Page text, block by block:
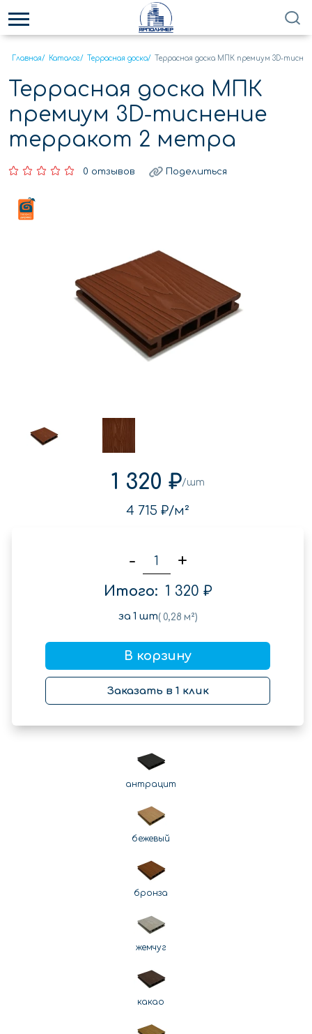
Главная/ Каталог/ Террасная доска/ Террасная доска МПК премиум 3D-
Террасная доска МПК
премиум 3D-тиснение
терракот 2 метра
0 отзывов Поделиться
1 320 ₽/шт
4 715 ₽/м²
- +
Итого: 1 320 ₽
за 1 шт( 0,28 м²)
В корзину
Заказать в 1 клик
антрацит
бежевый
бронза
жемчуг
какао